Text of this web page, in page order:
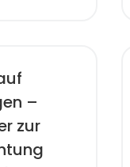
–
zur